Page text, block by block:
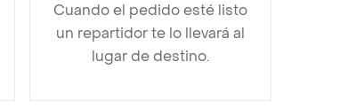
Cuando el pedido esté listo
un repartidor te lo llevará al
lugar de destino.